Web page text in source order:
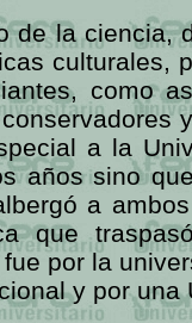
de la ciencia,
culturales,
como
a la
años sino
a
que
por la
y por una